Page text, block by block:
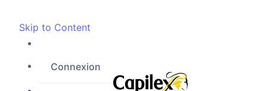
Skip to Content
Connexion